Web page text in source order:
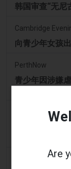
韩国审查“无
Cambridge
向青少年女孩
PerthNow
青少年因涉嫌
Tobacco Are